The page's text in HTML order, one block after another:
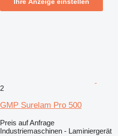
2
GMP Surelam Pro 500
Preis auf Anfrage
Industriemaschinen - Laminiergerät